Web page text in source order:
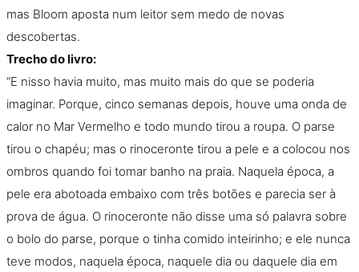
mas Bloom aposta num leitor sem medo de novas
descobertas.
Trecho do livro:
“E nisso havia muito, mas muito mais do que se poderia
imaginar. Porque, cinco semanas depois, houve uma onda de
calor no Mar Vermelho e todo mundo tirou a roupa. O parse
tirou o chapéu; mas o rinoceronte tirou a pele e a colocou nos
ombros quando foi tomar banho na praia. Naquela época, a
pele era abotoada embaixo com três botões e parecia ser à
prova de água. O rinoceronte não disse uma só palavra sobre
o bolo do parse, porque o tinha comido inteirinho; e ele nunca
teve modos, naquela época, naquele dia ou daquele dia em